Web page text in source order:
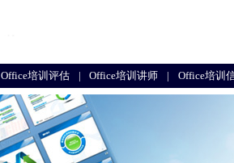
Office培训评估 | Office培训讲师 | Office培训